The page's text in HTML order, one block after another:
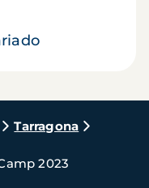
Tarragona
2023